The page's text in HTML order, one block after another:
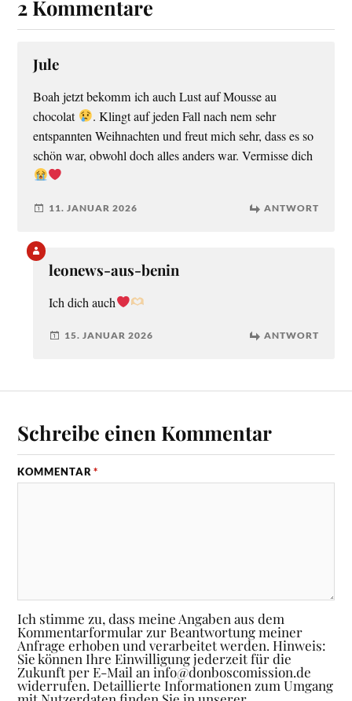
2 Kommentare
Jule
Boah jetzt bekomm ich auch Lust auf Mousse au
chocolat
. Klingt auf jeden Fall nach nem sehr
entspannten Weihnachten und freut mich sehr, dass es so
schön war, obwohl doch alles anders war. Vermisse dich
11. JANUAR 2026 ANTWORT
leonews-aus-benin
Ich dich auch
15. JANUAR 2026 ANTWORT
Schreibe einen Kommentar
KOMMENTAR *
Ich stimme zu, dass meine Angaben aus dem
Kommentarformular zur Beantwortung meiner
Anfrage erhoben und verarbeitet werden. Hinweis:
Sie können Ihre Einwilligung jederzeit für die
Zukunft per E-Mail an info@donboscomission.de
widerrufen. Detaillierte Informationen zum Umgang